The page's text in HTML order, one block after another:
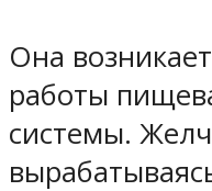
Она
работы
системы.